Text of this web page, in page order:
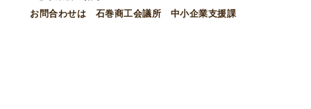
お問合わせは 石巻商工会議所 中小企業支援課